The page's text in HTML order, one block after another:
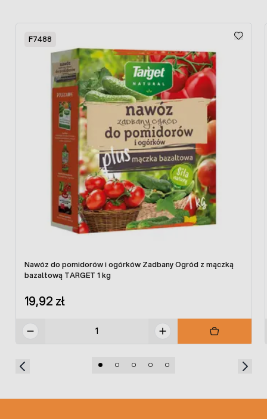
Zalety nasion Pomidorów Gruntowych Costoluto
Fiorentino
Tradycyjna włoska odmiana,
Wysoki wzrost, wymaga podpory przy palikach,
Duże, spłaszczone owoce,
Miąższ mięsisty, ciemnoczerwony,
przetworzenia.
F7488
Nawóz do pomidorów i ogórków Zadbany Ogród z mączką
bazaltową TARGET 1 kg
19,92 zł